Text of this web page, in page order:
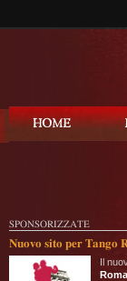
SPONSORIZZATE
Nuovo sito per Tango
Il
Roma